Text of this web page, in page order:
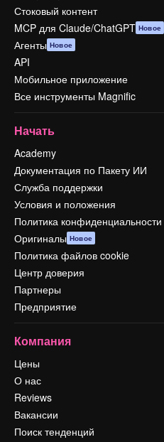
Стоковый контент
MCP для Claude/ChatGPT Новое
Агенты Новое
API
Мобильное приложение
Все инструменты Magnific
Начать
Academy
Документация по Пакету ИИ
Служба поддержки
Условия и положения
Политика конфиденциальности
Оригиналы Новое
Политика файлов cookie
Центр доверия
Партнеры
Предприятие
Компания
Цены
О нас
Reviews
Вакансии
Поиск тенденций